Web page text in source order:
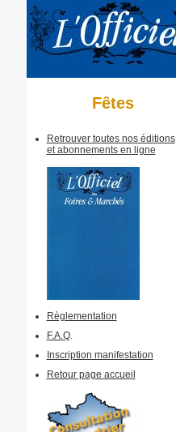
Fêtes
Retrouver toutes nos éditions
et abonnements en ligne
Règlementation
F.A.Q.
Inscription manifestation
Retour page accueil